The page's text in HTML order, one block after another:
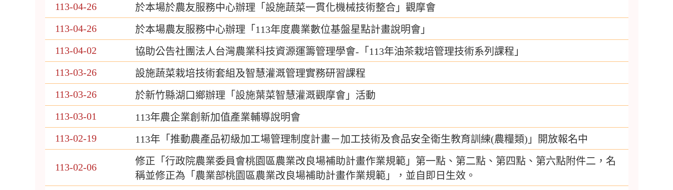
113-04-26
於本場於農友服務中心辦理「設施蔬菜一貫化機械技術整合」觀摩會
113-04-26
於本場農友服務中心辦理「113年度農業數位基盤星點計畫說明會」
113-04-02
協助公告社團法人台灣農業科技資源運籌管理學會-「113年油茶栽培管理技術系列課程」
113-03-26
設施蔬菜栽培技術套組及智慧灌溉管理實務研習課程
113-03-26
於新竹縣湖口鄉辦理「設施葉菜智慧灌溉觀摩會」活動
113-03-01
113年農企業創新加值產業輔導說明會
113-02-19
113年「推動農產品初級加工場管理制度計畫－加工技術及食品安全衛生教育訓練(農糧類)」開放報名中
113-02-06
修正「行政院農業委員會桃園區農業改良場補助計畫作業規範」第一點、第二點、第四點、第六點附件二，名
稱並修正為「農業部桃園區農業改良場補助計畫作業規範」，並自即日生效。